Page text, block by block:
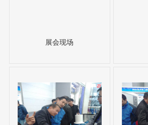
展会现场